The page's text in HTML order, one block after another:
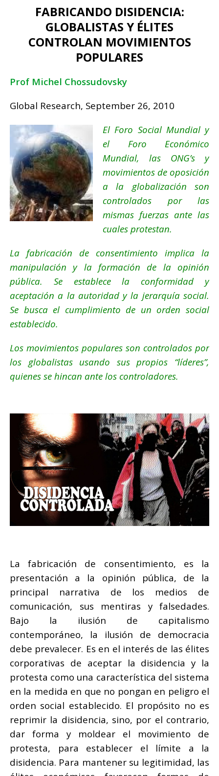
FABRICANDO DISIDENCIA:
GLOBALISTAS Y ÉLITES
CONTROLAN MOVIMIENTOS
POPULARES
Prof Michel Chossudovsky
Global Research, September 26, 2010
El Foro Social Mundial y
el Foro Económico
Mundial, las ONG’s y
movimientos de oposición
a la globalización son
controlados por las
mismas fuerzas ante las
cuales protestan.
La fabricación de consentimiento implica la
manipulación y la formación de la opinión
pública. Se establece la conformidad y
aceptación a la autoridad y la jerarquía social.
Se busca el cumplimiento de un orden social
establecido.
Los movimientos populares son controlados por
los globalistas usando sus propios “líderes”,
quienes se hincan ante los controladores.
La fabricación de consentimiento, es la
presentación a la opinión pública, de la
principal narrativa de los medios de
comunicación, sus mentiras y falsedades.
Bajo la ilusión de capitalismo
contemporáneo, la ilusión de democracia
debe prevalecer. Es en el interés de las élites
corporativas de aceptar la disidencia y la
protesta como una característica del sistema
en la medida en que no pongan en peligro el
orden social establecido. El propósito no es
reprimir la disidencia, sino, por el contrario,
dar forma y moldear el movimiento de
protesta, para establecer el límite a la
disidencia. Para mantener su legitimidad, las